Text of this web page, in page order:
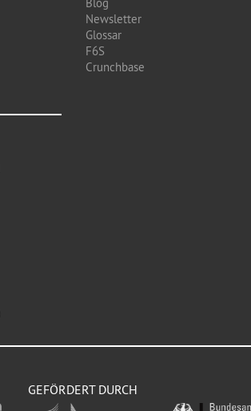
Newsletter
Glossar
F6S
Crunchbase
GEFÖRDERT DURCH